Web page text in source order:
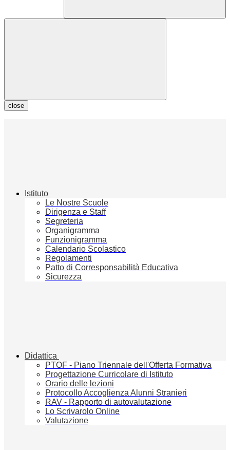
close
Istituto
Le Nostre Scuole
Dirigenza e Staff
Segreteria
Organigramma
Funzionigramma
Calendario Scolastico
Regolamenti
Patto di Corresponsabilità Educativa
Sicurezza
Didattica
PTOF - Piano Triennale dell'Offerta Formativa
Progettazione Curricolare di Istituto
Orario delle lezioni
Protocollo Accoglienza Alunni Stranieri
RAV - Rapporto di autovalutazione
Lo Scrivarolo Online
Valutazione